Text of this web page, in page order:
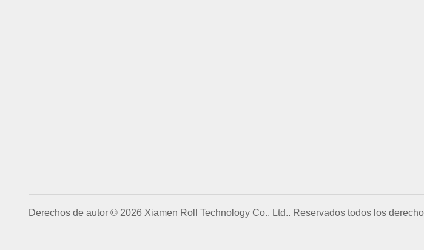
Derechos de autor © 2026 Xiamen Roll Technology Co., Ltd.. Reservados todos los